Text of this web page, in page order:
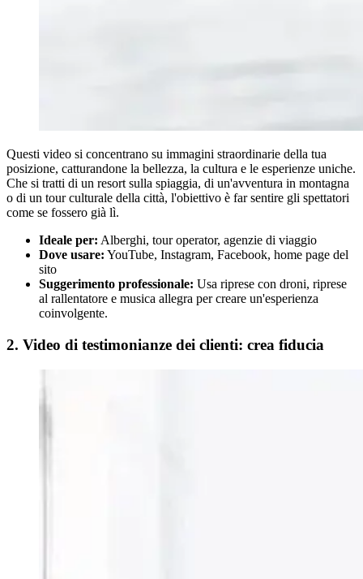
Questi video si concentrano su immagini straordinarie della tua
posizione, catturandone la bellezza, la cultura e le esperienze uniche.
Che si tratti di un resort sulla spiaggia, di un'avventura in montagna
o di un tour culturale della città, l'obiettivo è far sentire gli spettatori
come se fossero già lì.
Ideale per: Alberghi, tour operator, agenzie di viaggio
Dove usare: YouTube, Instagram, Facebook, home page del
sito
Suggerimento professionale: Usa riprese con droni, riprese
al rallentatore e musica allegra per creare un'esperienza
coinvolgente.
2. Video di testimonianze dei clienti: crea fiducia